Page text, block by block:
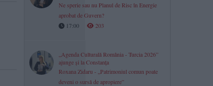
Ne sperie sau nu Planul de Risc în Energie
aprobat de Guvern?
17:00
203
„Agenda Culturală România - Turcia 2026”
ajunge și la Constanța
Roxana Zidaru - „Patrimoniul comun poate
deveni o sursă de apropiere”